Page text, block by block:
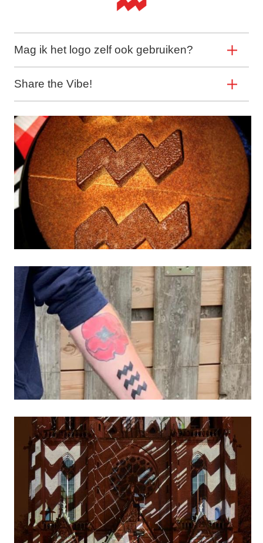
Mag ik het logo zelf ook gebruiken?
Share the Vibe!